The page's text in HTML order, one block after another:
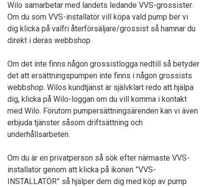
Wilo samarbetar med landets ledande VVS-grossister.
Om du som VVS-installatör vill köpa vald pump ber vi
dig klicka på valfri återförsäljare/grossist så hamnar du
direkt i deras webbshop.
Om det inte finns någon grossistlogga nedtill så betyder
det att ersättningspumpen inte finns i någon grossists
webbshop. Wilos kundtjänst är självklart redo att hjälpa
dig, klicka på Wilo-loggan om du vill komma i kontakt
med Wilo. Förutom pumpersättningsärenden kan vi även
erbjuda tjänster såsom driftsättning och
underhållsarbeten.
Om du är en privatperson så sök efter närmaste VVS-
installatör genom att klicka på ikonen ”VVS-
INSTALLATÖR” så hjälper dem dig med köp av pump